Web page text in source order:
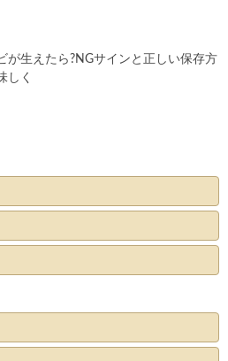
が生えたら?NGサインと正しい保存方
しく